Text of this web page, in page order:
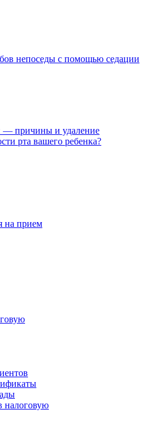
непоседы с помощью седации
— причины и удаление
рта вашего ребенка?
на прием
налоговую